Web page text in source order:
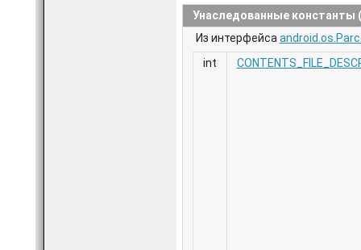
Унаследованные константы
Из интерфейса
int